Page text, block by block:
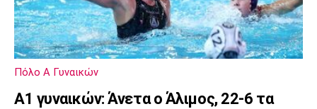
Πόλο Α Γυναικών
Α1 γυναικών: Άνετα ο Άλιμος, 22-6 τα